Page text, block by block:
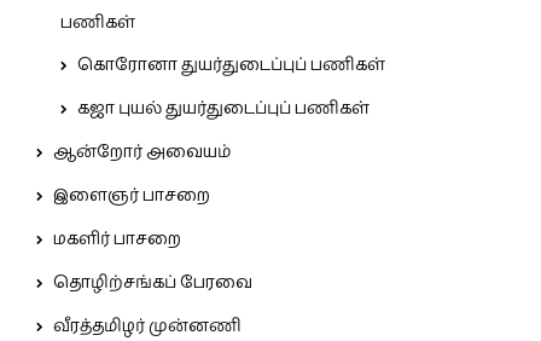
பணிகள்
கொரோனா துயர்துடைப்புப் பணிகள்
கஜா புயல் துயர்துடைப்புப் பணிகள்
ஆன்றோர் அவையம்
இளைஞர் பாசறை
மகளிர் பாசறை
தொழிற்சங்கப் பேரவை
வீரத்தமிழர் முன்னணி